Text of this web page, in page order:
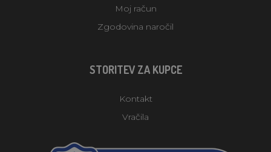
Moj račun
Zgodovina naročil
STORITEV ZA KUPCE
Kontakt
Vračila